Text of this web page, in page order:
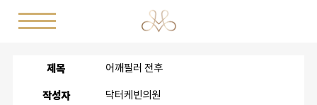
제목 어깨필러 전후
작성자 닥터케빈의원